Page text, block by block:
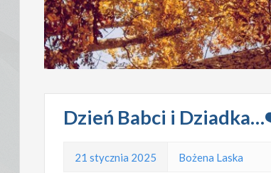
Dzień Babci i
21 stycznia 2025 Bożena Laska